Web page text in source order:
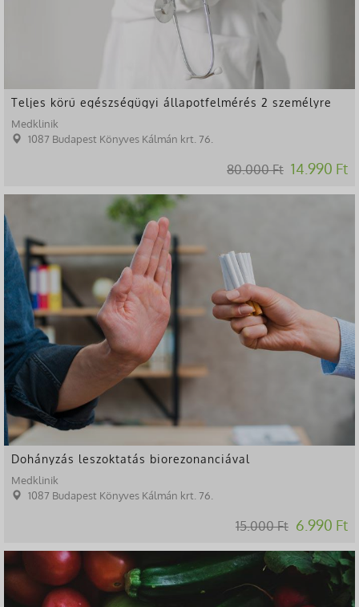
Teljes körű egészségügyi állapotfelmérés 2 személyre
Medklinik
1087 Budapest Könyves Kálmán krt. 76.
80.000 Ft 14.990 Ft
Dohányzás leszoktatás biorezonanciával
Medklinik
1087 Budapest Könyves Kálmán krt. 76.
15.000 Ft 6.990 Ft
-44%